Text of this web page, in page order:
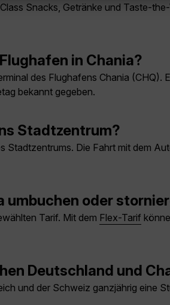
Snacks, Getränke und Taste-
in Chania?
des Flughafens Chania
bekannt gegeben.
Stadtzentrum?
Stadtzentrums. Die Fahrt mit dem
umbuchen oder
Tarif. Mit dem Flex-Tarif
Deutschland und
und der Schweiz ganzjährig eine